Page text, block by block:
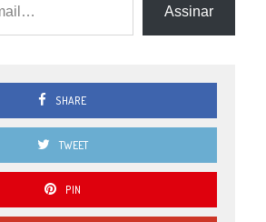
Assinar
SHARE
TWEET
PIN